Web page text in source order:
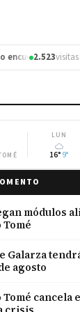
Santo
2.523
LUN
16° 9°
módulos
Tomé
Galarza
agosto
Tomé cancela